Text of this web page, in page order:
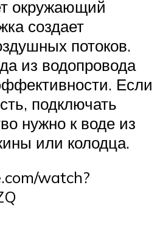
окружающий
создает
потоков.
из водопровода
Если
подключать
нужно к воде из
или колодца.
watch?